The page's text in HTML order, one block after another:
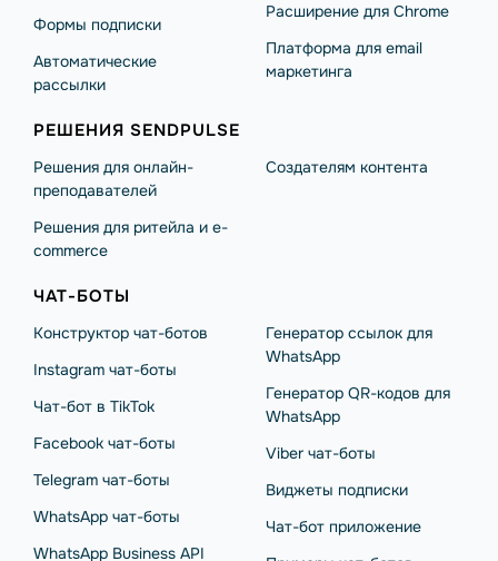
Формы подписки
Автоматические
рассылки
Расширение для Chrome
Платформа для email
маркетинга
РЕШЕНИЯ SENDPULSE
Решения для онлайн-
преподавателей
Решения для ритейла и e-
commerce
Создателям контента
ЧАТ-БОТЫ
Конструктор чат-ботов
Instagram чат-боты
Чат-бот в TikTok
Facebook чат-боты
Telegram чат-боты
WhatsApp чат-боты
WhatsApp Business API
Генератор ссылок для
WhatsApp
Генератор QR-кодов для
WhatsApp
Viber чат-боты
Виджеты подписки
Чат-бот приложение